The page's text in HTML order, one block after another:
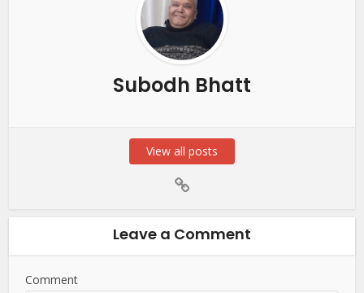
Subodh Bhatt
View all posts
Leave a Comment
Comment